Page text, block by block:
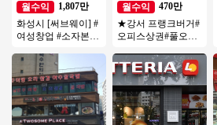
월수익
1,807만
화성시 [써브웨이] #
여성창업 #소자본창
업 #쉬운운영
월수익
470만
★강서 프랭크버거#
오피스상권#풀오토
자본#초보#여성 창
업